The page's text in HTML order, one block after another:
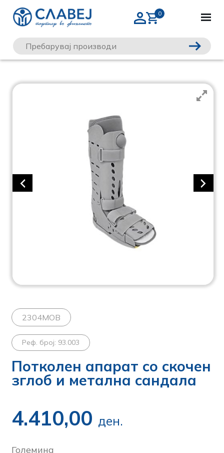
2304MOB
Реф. број: 93.003
Потколен апарат со скочен
зглоб и метална сандала
4.410,00 ден.
Големина